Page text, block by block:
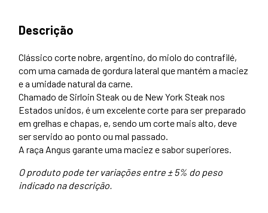
Descrição
Clássico corte nobre, argentino, do miolo do contrafilé,
com uma camada de gordura lateral que mantém a maciez
e a umidade natural da carne.
Chamado de Sirloin Steak ou de New York Steak nos
Estados unidos, é um excelente corte para ser preparado
em grelhas e chapas, e, sendo um corte mais alto, deve
ser servido ao ponto ou mal passado.
A raça Angus garante uma maciez e sabor superiores.
O produto pode ter variações entre ± 5% do peso
indicado na descrição.